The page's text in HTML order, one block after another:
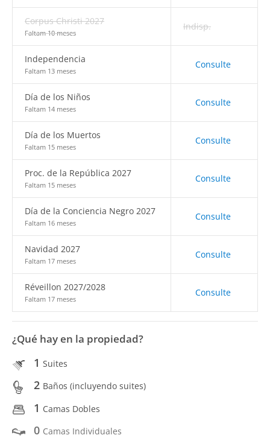
Corpus Christi 2027
Faltam 10 meses
Indisp.
Independencia
Faltam 13 meses
Consulte
Día de los Niños
Faltam 14 meses
Consulte
Día de los Muertos
Faltam 15 meses
Consulte
Proc. de la República 2027
Faltam 15 meses
Consulte
Día de la Conciencia Negro 2027
Faltam 16 meses
Consulte
Navidad 2027
Faltam 17 meses
Consulte
Réveillon 2027/2028
Faltam 17 meses
Consulte
¿Qué hay en la propiedad?
1 Suites
2 Baños (incluyendo suites)
1 Camas Dobles
0 Camas Individuales